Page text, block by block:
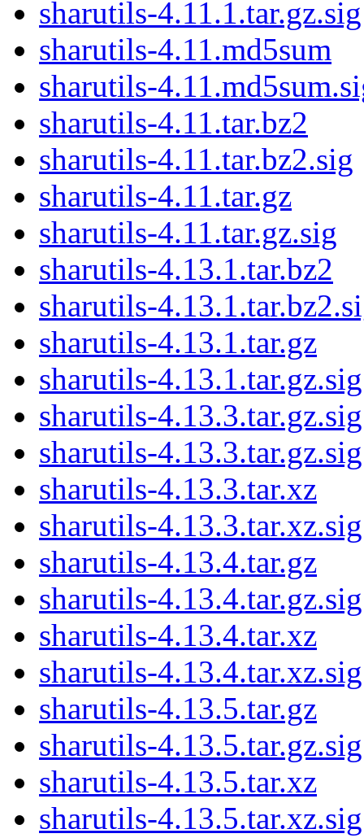
sharutils-4.11.1.tar.gz.sig
sharutils-4.11.md5sum
sharutils-
sharutils-4.11.tar.bz2
sharutils-4.11.tar.bz2.sig
sharutils-4.11.tar.gz
sharutils-4.11.tar.gz.sig
sharutils-4.13.1.tar.bz2
sharutils-
sharutils-4.13.1.tar.gz
sharutils-4.13.1.tar.gz.sig
sharutils-4.13.3.tar.gz.sig
sharutils-
sharutils-4.13.3.tar.xz
sharutils-4.13.3.tar.xz.sig
sharutils-4.13.4.tar.gz
sharutils-4.13.4.tar.gz.sig
sharutils-4.13.4.tar.xz
sharutils-4.13.4.tar.xz.sig
sharutils-4.13.5.tar.gz
sharutils-4.13.5.tar.gz.sig
sharutils-4.13.5.tar.xz
sharutils-4.13.5.tar.xz.sig